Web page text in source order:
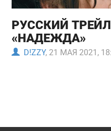
РУССКИЙ
«НАДЕЖДА»
D!ZZY, 21 МАЯ 2021,